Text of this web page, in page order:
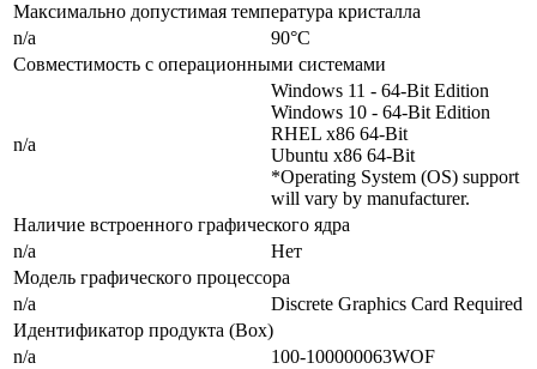
Максимально допустимая температура кристалла
n/a
90°C
Совместимость с операционными системами
n/a
Windows 11 - 64-Bit Edition
Windows 10 - 64-Bit Edition
RHEL x86 64-Bit
Ubuntu x86 64-Bit
*Operating System (OS) support
will vary by manufacturer.
Наличие встроенного графического ядра
n/a
Нет
Модель графического процессора
n/a
Discrete Graphics Card Required
Идентификатор продукта (Box)
n/a
100-100000063WOF